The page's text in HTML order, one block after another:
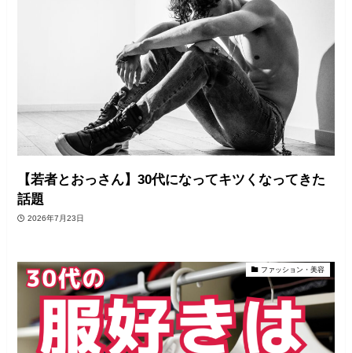
【若者とおっさん】30代になってキツくなってきた
話題
2026年7月23日
ファッション・美容